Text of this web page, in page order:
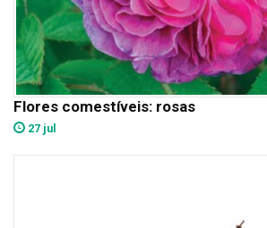
Flores comestíveis: rosas
27 jul